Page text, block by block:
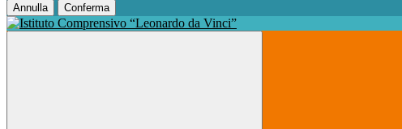
Annulla Conferma